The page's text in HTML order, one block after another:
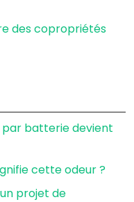
des copropriétés
par batterie devient
cette odeur ?
projet de